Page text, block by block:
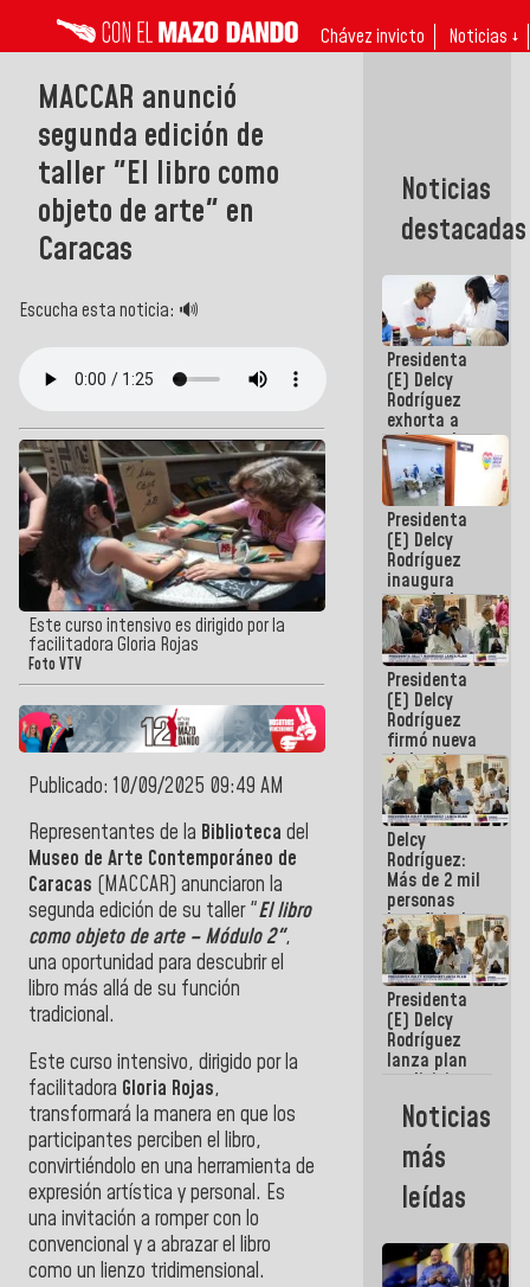
Chávez invicto Noticias ↓
MACCAR anunció
segunda edición de
taller "El libro como
objeto de arte" en
Caracas
Escucha esta noticia: 🔊
Este curso intensivo es dirigido por la
facilitadora Gloria Rojas
Foto VTV
Publicado: 10/09/2025 09:49 AM
Representantes de la Biblioteca del
Museo de Arte Contemporáneo de
Caracas (MACCAR) anunciaron la
segunda edición de su taller "El libro
como objeto de arte – Módulo 2",
una oportunidad para descubrir el
libro más allá de su función
tradicional.
Este curso intensivo, dirigido por la
facilitadora Gloria Rojas,
transformará la manera en que los
participantes perciben el libro,
convirtiéndolo en una herramienta de
expresión artística y personal. Es
una invitación a romper con lo
convencional y a abrazar el libro
como un lienzo tridimensional.
Noticias
destacadas
Presidenta
(E) Delcy
Rodríguez
exhorta a
gobernadores
y alcaldes a
edificar
casas para
abuelos
Presidenta
(E) Delcy
Rodríguez
inaugura
casa de los
Abuelos
Primavera
en Caracas
Presidenta
(E) Delcy
Rodríguez
firmó nueva
de Ley de
Arrendamiento
aprobada
por la AN
Delcy
Rodríguez:
Más de 2 mil
personas
beneficiadas
con planes
para
atención de
emergencia
sísmica en
la última
semana
Presidenta
(E) Delcy
Rodríguez
lanza plan
crediticio
con subsidio
a Juntas de
Condominio
Noticias
más
leídas